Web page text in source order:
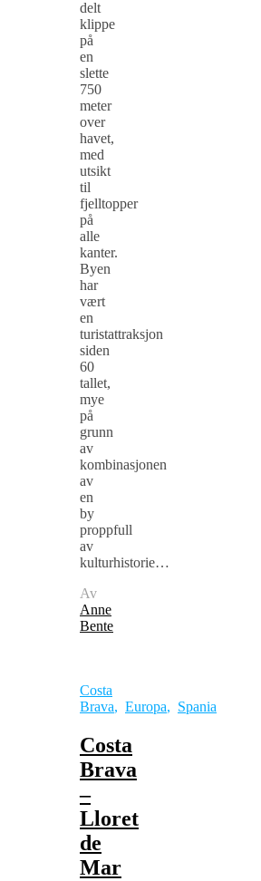
delt
klippe
på
en
slette
750
meter
over
havet,
med
utsikt
til
fjelltopper
på
alle
kanter.
Byen
har
vært
en
turistattraksjon
siden
60
tallet,
mye
på
grunn
av
kombinasjonen
av
en
by
proppfull
av
kulturhistorie…
Av
Anne
Bente
Costa
Brava, Europa, Spania
Costa
Brava
–
Lloret
de
Mar